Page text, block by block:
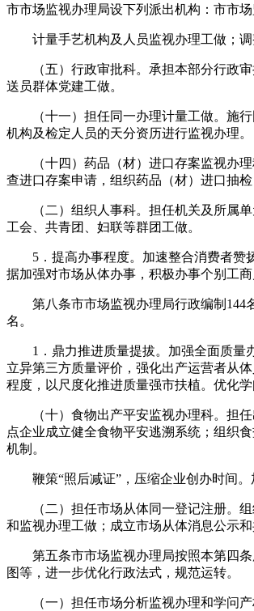
市市场监视办理局设下列派出机构：市市
计量手艺机构及人员监视办理工做；调
（五）行政审批科。承担本部分行政审
送员群体党建工做。
（十一）担任同一办理计量工做。施行
机构及检定人员的天分资历进行监视办理。
（十四）药品（材）进口存案监视办理
查进口存案申请，组织药品（材）进口抽
（二）组织人事科。担任机关及所属单
工会、共青团、妇联等群团工做。
5．提高办事程度。加速整合消费者赞扬
据加强对市场从体办事，积极办事个别工
第八条市市场监视办理局行政编制144名
名。
1．鼎力推进质量提拔。加强全面质量办
立异第三方质量评价，强化出产运营者从
程度，以尺度化推进质量强市扶植。优化
（十）食物出产平安监视办理科。担任
点企业成立健全食物平安逃溯系统；组织
机制。
鞭策“照后减证”，压缩企业创办时间。
（二）担任市场从体同一登记注册。组
和监视办理工做；成立市场从体消息公示
第五条市市场监视办理局按照本第四条
图等，进一步优化行政法式，规范运转。
（一）担任市场分析监视办理和学问产